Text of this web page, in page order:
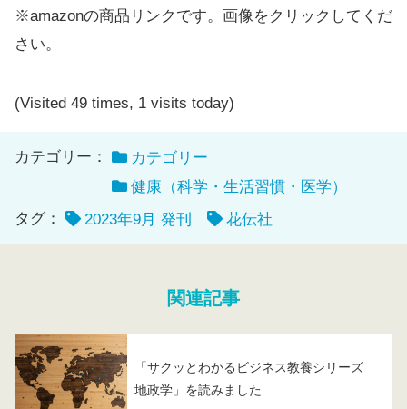
※amazonの商品リンクです。画像をクリックしてくだ
さい。
(Visited 49 times, 1 visits today)
カテゴリー：
カテゴリー
健康（科学・生活習慣・医学）
タグ：
2023年9月 発刊 花伝社
関連記事
「サクッとわかるビジネス教養シリーズ
地政学」を読みました